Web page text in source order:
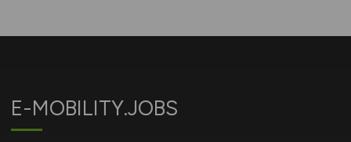
E-MOBILITY.JOBS